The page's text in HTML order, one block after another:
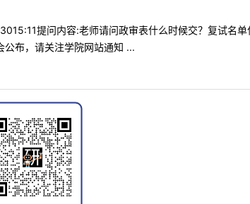
提问内容:老师请问政审表什么时候交？复试名
布，请关注学院网站通知 ...